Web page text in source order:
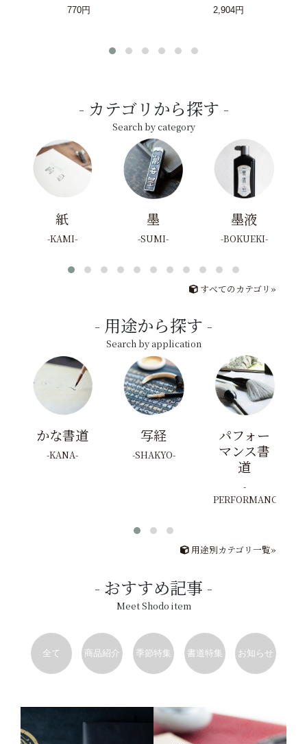
770円 2,904円
カテゴリから探す
Search by category
紙
KAMI
墨
SUMI
墨液
BOKUEKI
すべてのカテゴリ»
用途から探す
Search by application
かな書道
KANA
写経
SHAKYO
パフォー
マンス書
道
PERFORMANCE
用途別カテゴリ一覧»
おすすめ記事
Meet Shodo item
全て 商品紹介 季節特集 書道特集 お知らせ